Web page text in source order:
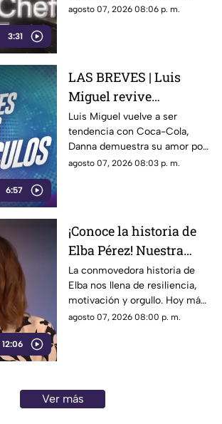
3:31
delantal y degusta junto a
agosto 07, 2026 08:06 p. m.
6:57
LAS BREVES | Luis
Miguel revive
nostalgia, Danna canta
tema de Belinda y Paul
Alone estrena disco
Luis Miguel vuelve a ser
tendencia con Coca-Cola,
Danna demuestra su amor por
Belinda y Paul Alone revela los
agosto 07, 2026 08:03 p. m.
12:06
¡Conoce la historia de
Elba Pérez! Nuestra
nueva Reina en el foro
de 'Cada mañana'
La conmovedora historia de
Elba nos llena de resiliencia,
motivación y orgullo. Hoy más
que nunca brilla tanto por
agosto 07, 2026 08:00 p. m.
Ver más